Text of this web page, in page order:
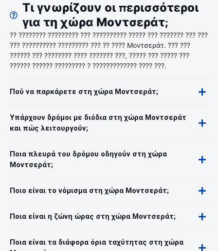
Τι γνωρίζουν οι περισσότεροι
για τη χώρα Μοντσεράτ;
?? ???????? ????????? ??? ?????????? ????? ??? ??????? ??? ???
??? ?????????? ????????? ??? ?? ???? Μοντσεράτ. ??? ???
?????? ??? ???????? ???? ??????? ???, ????? ??? ????? ???
?????? ?????? ????????? ? ????????????? ???? ???.
Πού να παρκάρετε στη χώρα Μοντσεράτ;
Υπάρχουν δρόμοι με διόδια στη χώρα Μοντσεράτ
και πώς λειτουργούν;
Ποια πλευρά του δρόμου οδηγούν στη χώρα
Μοντσεράτ;
Ποιο είναι το νόμισμα στη χώρα Μοντσεράτ;
Ποια είναι η ζώνη ώρας στη χώρα Μοντσεράτ;
Ποια είναι τα διάφορα όρια ταχύτητας στη χώρα